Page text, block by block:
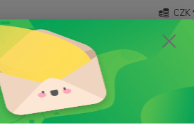
CZK
Nevíte si rady? Zavolejte.
+420 733 751 266
(Po-Pá, 15:00-20:00 hod.)